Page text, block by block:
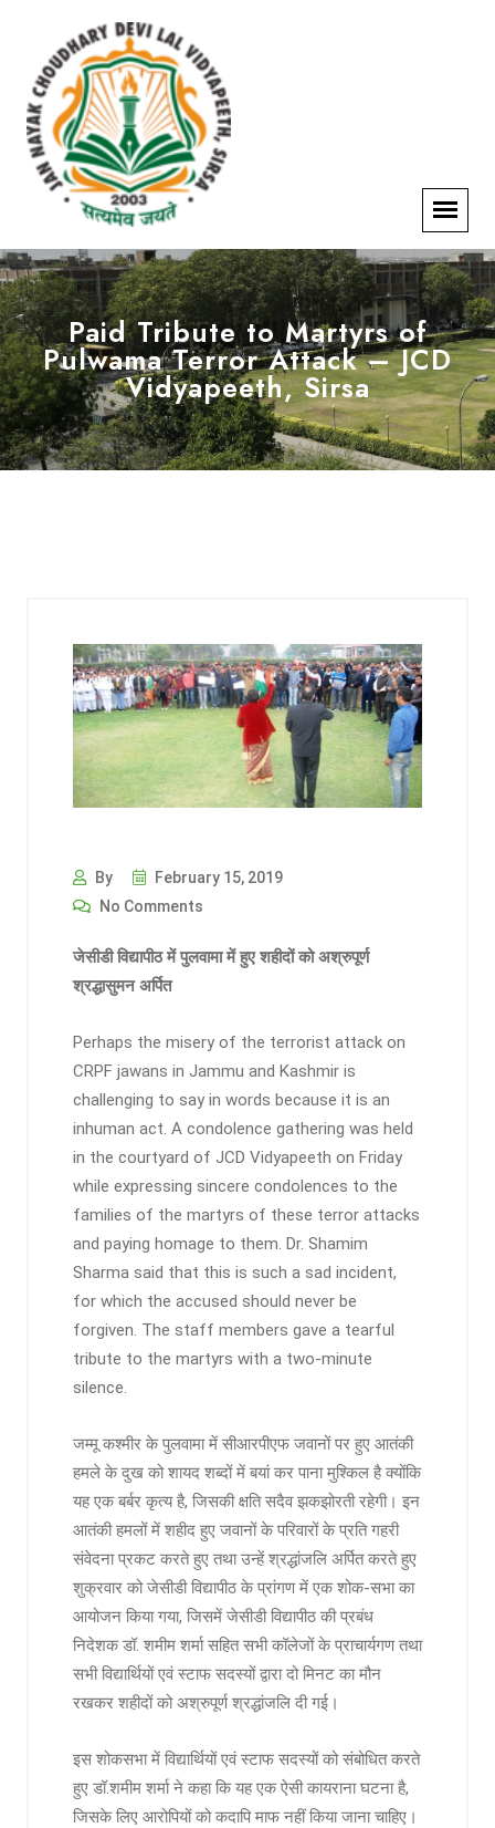
Paid Tribute to Martyrs of
Pulwama Terror Attack – JCD
Vidyapeeth, Sirsa
By
February 15, 2019
No Comments
जेसीडी विद्यापीठ में पुलवामा में हुए शहीदों को अश्रुपूर्ण
श्रद्धासुमन अर्पित
Perhaps the misery of the terrorist attack on
CRPF jawans in Jammu and Kashmir is
challenging to say in words because it is an
inhuman act. A condolence gathering was held
in the courtyard of JCD Vidyapeeth on Friday
while expressing sincere condolences to the
families of the martyrs of these terror attacks
and paying homage to them. Dr. Shamim
Sharma said that this is such a sad incident,
for which the accused should never be
forgiven. The staff members gave a tearful
tribute to the martyrs with a two-minute
silence.
जम्मू कश्मीर के पुलवामा में सीआरपीएफ जवानों पर हुए आतंकी
हमले के दुख को शायद शब्दों में बयां कर पाना मुश्किल है क्योंकि
यह एक बर्बर कृत्य है, जिसकी क्षति सदैव झकझोरती रहेगी। इन
आतंकी हमलों में शहीद हुए जवानों के परिवारों के प्रति गहरी
संवेदना प्रकट करते हुए तथा उन्हें श्रद्धांजलि अर्पित करते हुए
शुक्रवार को जेसीडी विद्यापीठ के प्रांगण में एक शोक-सभा का
आयोजन किया गया, जिसमें जेसीडी विद्यापीठ की प्रबंध
निदेशक डॉ. शमीम शर्मा सहित सभी कॉलेजों के प्राचार्यगण तथा
सभी विद्यार्थियों एवं स्टाफ सदस्यों द्वारा दो मिनट का मौन
रखकर शहीदों को अश्रुपूर्ण श्रद्धांजलि दी गई।
इस शोकसभा में विद्यार्थियों एवं स्टाफ सदस्यों को संबोधित करते
हुए डॉ.शमीम शर्मा ने कहा कि यह एक ऐसी कायराना घटना है,
जिसके लिए आरोपियों को कदापि माफ नहीं किया जाना चाहिए।